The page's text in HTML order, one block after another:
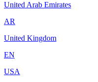
United Arab Emirates
AR
United Kingdom
EN
USA